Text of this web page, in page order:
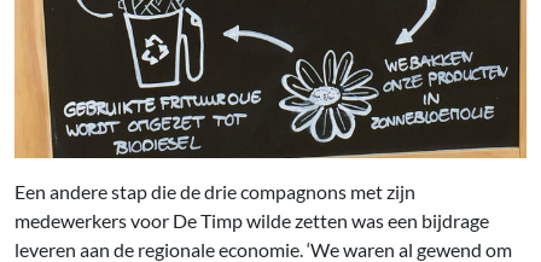
Een andere stap die de drie compagnons met zijn
medewerkers voor De Timp wilde zetten was een bijdrage
leveren aan de regionale economie. ‘We waren al gewend om